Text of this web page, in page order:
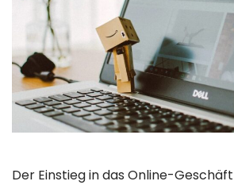
Der Einstieg in das Online-